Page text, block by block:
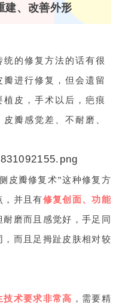
建、改善外形
的修复方法的话有很
进行修复，但会遗留
皮，手术以后，疤痕
瓣感觉差、不耐磨、
皮瓣修复术”这种修复方
，并且有修复创面、功能
耐磨而且感觉好，手足同
而且足拇趾皮肤相对较
技术要求非常高 ，需要精